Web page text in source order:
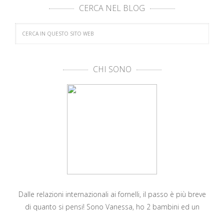
CERCA NEL BLOG
CHI SONO
Dalle relazioni internazionali ai fornelli, il passo è più breve
di quanto si pensi! Sono Vanessa, ho 2 bambini ed un